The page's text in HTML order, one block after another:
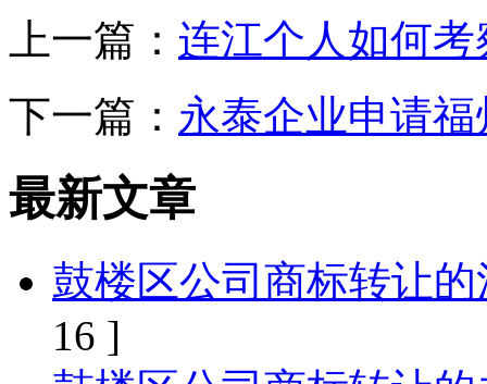
上一篇： 连江个人如何
下一篇： 永泰企业申请
最新文章
鼓楼区公司商标转让
16 ]